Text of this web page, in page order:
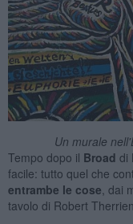
Un murale
Tempo dopo il Broad di
facile: tutto quel che
entrambe le cose, dai
tavolo di Robert